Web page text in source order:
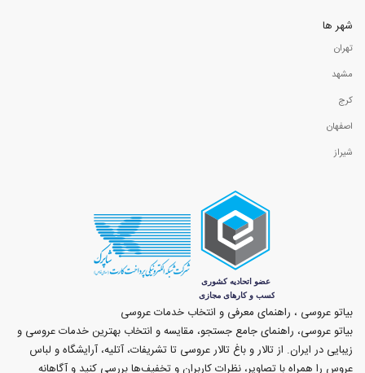
شهر ها
تهران
مشهد
کرج
اصفهان
شیراز
بیاتو عروسی ، راهنمای معرفی و انتخاب خدمات عروسی
بیاتو عروسی، راهنمای جامع جستجو، مقایسه و انتخاب بهترین خدمات عروسی و
زیبایی در ایران. از تالار و باغ تالار عروسی تا تشریفات، آتلیه، آرایشگاه و لباس
عروس را همراه با تصاویر، نظرات کاربران و تخفیف‌ها بررسی کنید و آگاهانه